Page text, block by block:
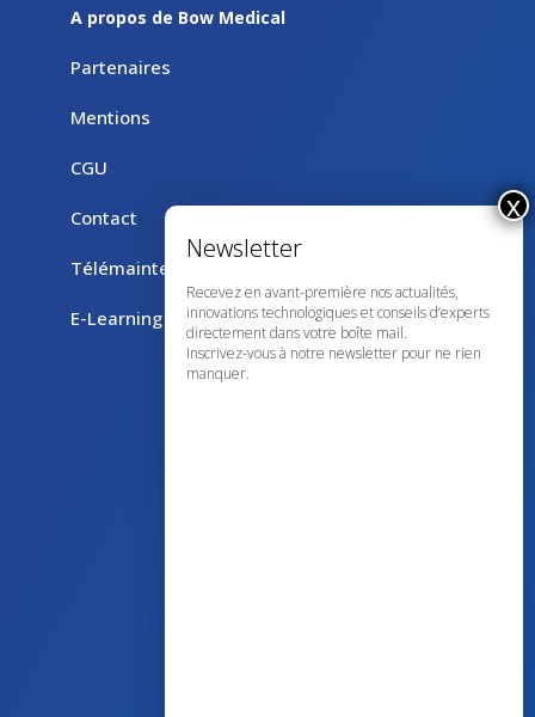
A propos de Bow Medical
Partenaires
Mentions
CGU
Contact
Télémaintenance avec TeamViewer
E-Learning
Recevez en avant-première nos actualités,
innovations technologiques et conseils d’experts
directement dans votre boîte mail.
Inscrivez-vous à notre newsletter pour ne rien
manquer.